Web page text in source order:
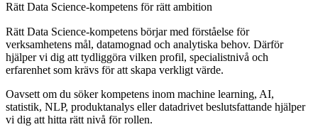
Rätt Data Science-kompetens för rätt ambition
Rätt Data Science-kompetens börjar med förståelse för
verksamhetens mål, datamognad och analytiska behov. Därför
hjälper vi dig att tydliggöra vilken profil, specialistnivå och
erfarenhet som krävs för att skapa verkligt värde.
Oavsett om du söker kompetens inom machine learning, AI,
statistik, NLP, produktanalys eller datadrivet beslutsfattande hjälper
vi dig att hitta rätt nivå för rollen.